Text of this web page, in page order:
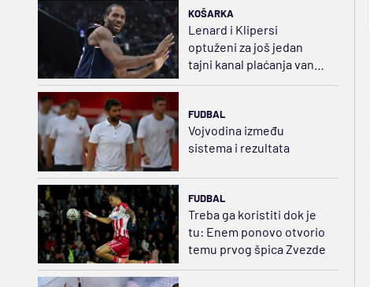
KOŠARKA
Lenard i Klipersi
optuženi za još jedan
tajni kanal plaćanja van
FUDBAL
Vojvodina između
sistema i rezultata
FUDBAL
Treba ga koristiti dok je
tu: Enem ponovo otvorio
temu prvog špica Zvezde